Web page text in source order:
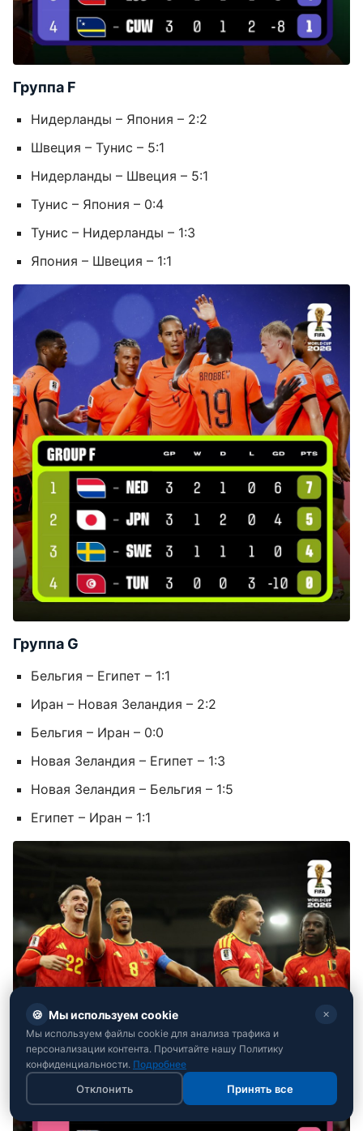
Группа F
Нидерланды – Япония – 2:2
Швеция – Тунис – 5:1
Нидерланды – Швеция – 5:1
Тунис – Япония – 0:4
Тунис – Нидерланды – 1:3
Япония – Швеция – 1:1
Группа G
Бельгия – Египет – 1:1
Иран – Новая Зеландия – 2:2
Бельгия – Иран – 0:0
Новая Зеландия – Египет – 1:3
Новая Зеландия – Бельгия – 1:5
Египет – Иран – 1:1
🍪 Мы используем cookie ✕
Мы используем файлы cookie для анализа трафика и
персонализации контента. Прочитайте нашу Политику
конфиденциальности. Подробнее
Отклонить Принять все